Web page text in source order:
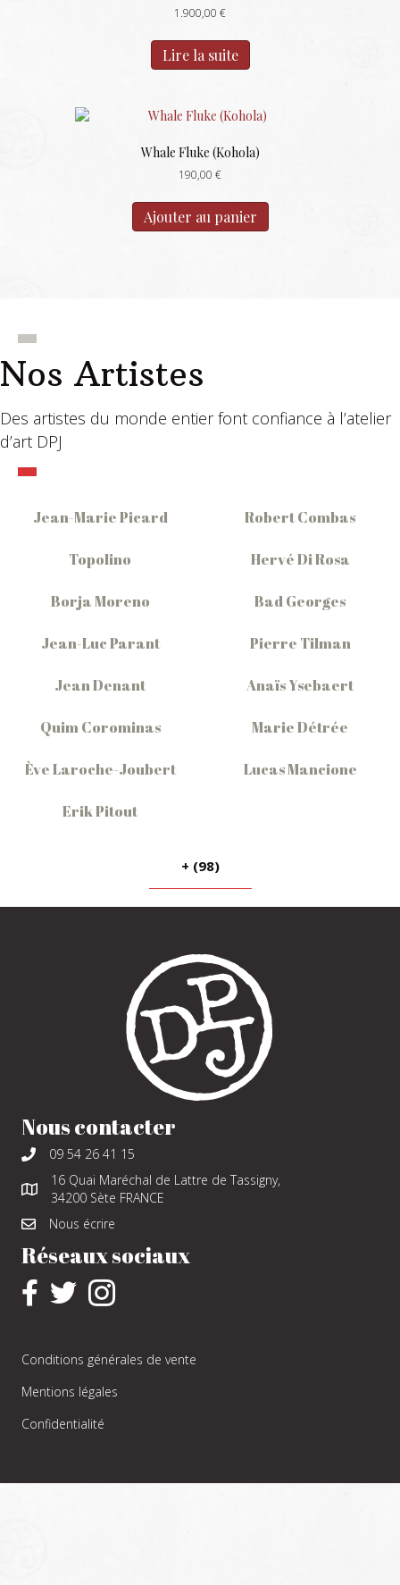
1.900,00 €
Lire la suite
Whale Fluke (Kohola)
190,00 €
Ajouter au panier
Nos Artistes
Des artistes du monde entier font confiance à l’atelier
d’art DPJ
Jean-Marie Picard Robert Combas
Topolino Hervé Di Rosa
Borja Moreno Bad Georges
Jean-Luc Parant Pierre Tilman
Jean Denant Anaïs Ysebaert
Quim Corominas Marie Détrée
Ève Laroche-Joubert Lucas Mancione
Erik Pitout
+ (98)
Nous contacter
09 54 26 41 15
16 Quai Maréchal de Lattre de Tassigny,
34200 Sète FRANCE
Nous écrire
Réseaux sociaux
Conditions générales de vente
Mentions légales
Confidentialité